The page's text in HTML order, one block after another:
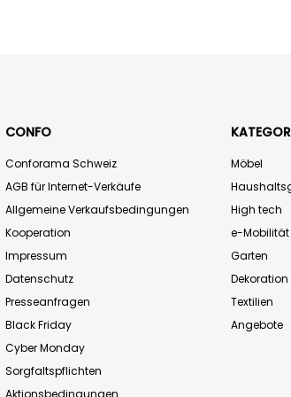
CONFO
Conforama Schweiz
AGB für Internet-Verkäufe
Allgemeine Verkaufsbedingungen
Kooperation
Impressum
Datenschutz
Presseanfragen
Black Friday
Cyber Monday
Sorgfaltspflichten
Möbel
High tech
e-Mobilität
Garten
Dekoration
Textilien
Angebote